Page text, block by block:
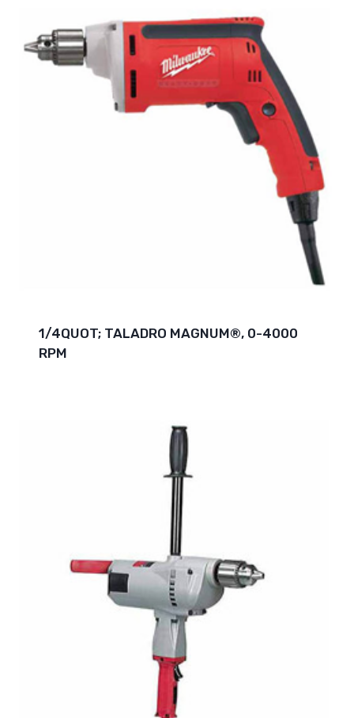
1/4QUOT; TALADRO MAGNUM®, 0-4000
RPM